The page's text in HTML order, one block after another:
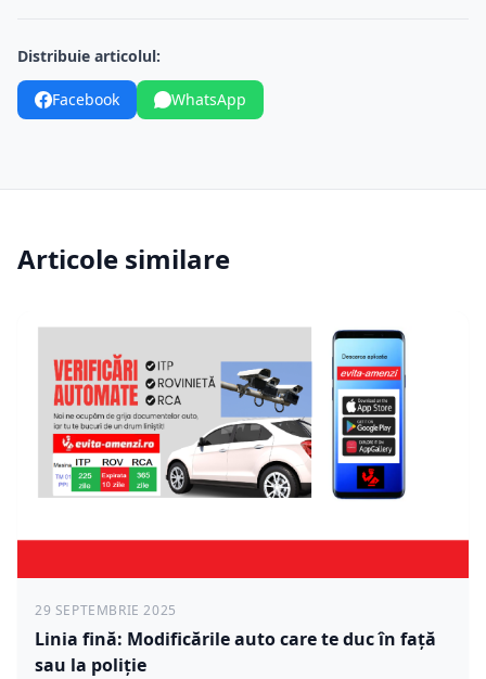
Distribuie articolul:
Facebook WhatsApp
Articole similare
29 SEPTEMBRIE 2025
Linia fină: Modificările auto care te duc în față
sau la poliție